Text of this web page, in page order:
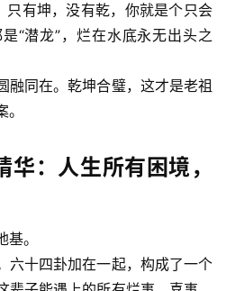
只有坤，没有乾，你就是个只会
“潜龙”，烂在水底永无出头之
融同在。乾坤合璧，这才是老祖
华：人生所有困境，
。
六十四卦加在一起，构成了一个